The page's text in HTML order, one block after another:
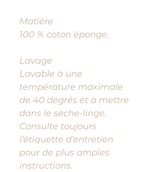
Matière
100 % coton éponge.
Lavage
Lavable à une
température maximale
de 40 degrés et à mettre
dans le sèche-linge.
Consulte toujours
l’étiquette d’entretien
pour de plus amples
instructions.